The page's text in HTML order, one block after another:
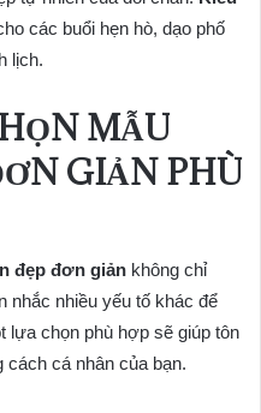
các buổi hẹn hò, dạo phố
lịch.
MẪU
GIẢN PHÙ
đẹp đơn giản không chỉ
nhắc nhiều yếu tố khác để
lựa chọn phù hợp sẽ giúp tôn
cách cá nhân của bạn.